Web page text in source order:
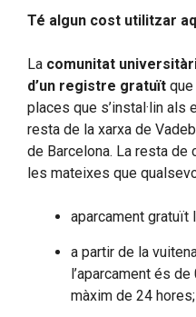
Té algun cost utilitzar
La comunitat
d’un registre gratuït
places que s’instal·lin als
resta de la xarxa de
de Barcelona. La resta de
les mateixes que
aparcament gratuït
a partir de la
l’aparcament és
màxim de 24 hores;